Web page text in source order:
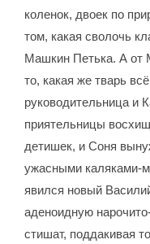
коленок, двоек по
том, какая сволочь
Машкин Петька. А от
то, какая же тварь
руководительница и
приятельницы
детишек, и Соня
ужасными каляками-
явился новый
аденоидную
стишат, поддакивая